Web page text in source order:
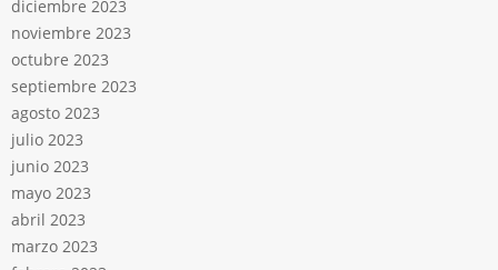
diciembre 2023
noviembre 2023
octubre 2023
septiembre 2023
agosto 2023
julio 2023
junio 2023
mayo 2023
abril 2023
marzo 2023